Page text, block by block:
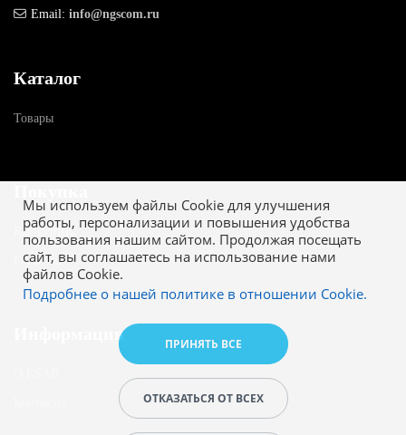
Мы используем файлы Cookie для улучшения
работы, персонализации и повышения удобства
пользования нашим сайтом. Продолжая посещать
сайт, вы соглашаетесь на использование нами
файлов Cookie.
Подробнее о нашей политике в отношении Cookie.
ПРИНЯТЬ ВСЕ
ОТКАЗАТЬСЯ ОТ ВСЕХ
Email: info@ngscom.ru
Каталог
Товары
Как купить
Гарантия
Информация